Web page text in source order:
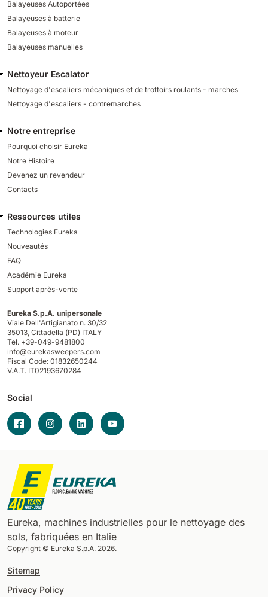
Balayeuses Autoportées
Balayeuses à batterie
Balayeuses à moteur
Balayeuses manuelles
Nettoyeur Escalator
Nettoyage d'escaliers mécaniques et de trottoirs roulants - marches
Nettoyage d'escaliers - contremarches
Notre entreprise
Pourquoi choisir Eureka
Notre Histoire
Devenez un revendeur
Contacts
Ressources utiles
Technologies Eureka
Nouveautés
FAQ
Académie Eureka
Support après-vente
Eureka S.p.A. unipersonale
Viale Dell'Artigianato n. 30/32
35013, Cittadella (PD) ITALY
Tel. +39-049-9481800
info@eurekasweepers.com
Fiscal Code: 01832650244
V.A.T. IT02193670284
Social
Eureka, machines industrielles pour le nettoyage des
sols, fabriquées en Italie
Copyright © Eureka S.p.A. 2026.
Sitemap
Privacy Policy